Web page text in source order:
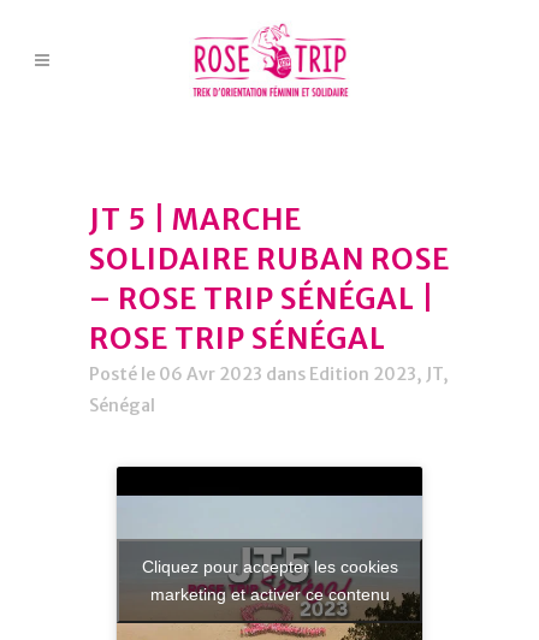
JT 5 | MARCHE
SOLIDAIRE RUBAN ROSE
– ROSE TRIP SÉNÉGAL |
ROSE TRIP SÉNÉGAL
Posté le 06 Avr 2023 dans Edition 2023, JT,
Sénégal
Cliquez pour accepter les cookies
marketing et activer ce contenu